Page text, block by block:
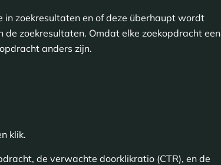
zoekresultaten en of deze überhaupt wordt
zoekresultaten. Omdat elke zoekopdracht een
anders zijn.
klik.
de verwachte doorklikratio (CTR), en de